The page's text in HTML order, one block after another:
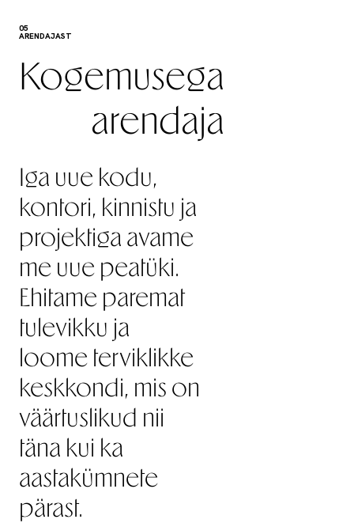
05
ARENDAJAST
Kogemusega
arendaja
Iga uue kodu,
kontori, kinnistu ja
projektiga avame
me uue peatüki.
Ehitame paremat
tulevikku ja
loome terviklikke
keskkondi, mis on
väärtuslikud nii
täna kui ka
aastakümnete
pärast.